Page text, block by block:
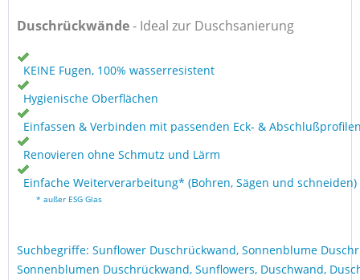
Duschrückwände- Ideal zur Duschsanierung
KEINE Fugen, 100% wasserresistent
Hygienische Oberflächen
Einfassen & Verbinden mit passenden Eck- &
Renovieren ohne Schmutz und Lärm
Einfache Weiterverarbeitung* (Bohren, Sägen und schneiden)
* außer ESG Glas
Suchbegriffe: Sunflower Duschrückwand, Sonnenblume
Sonnenblumen Duschrückwand, Sunflowers, Duschwand,